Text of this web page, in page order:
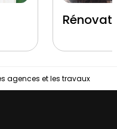
agences et les travaux